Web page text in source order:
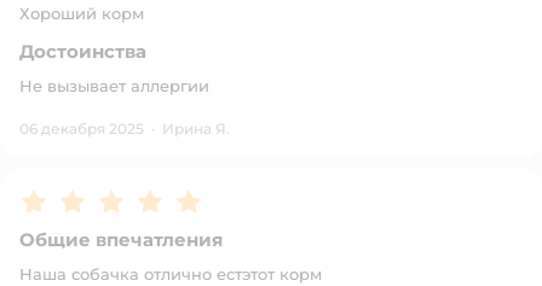
Хороший корм
Достоинства
Не вызывает аллергии
06 декабря 2025 · Ирина Я.
Рейтинг:5
Общие впечатления
Наша собачка отлично естэтот корм